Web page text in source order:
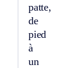
patte,
de
pied
à
un